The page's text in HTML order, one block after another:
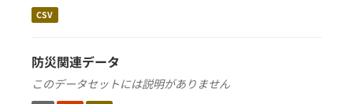
CSV
防災関連データ
このデータセットには説明がありません